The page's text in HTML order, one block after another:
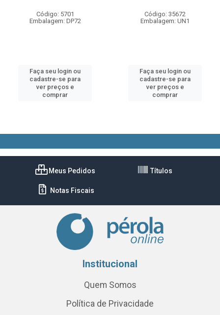
Código: 5701
Embalagem: DP72
Faça seu login ou
cadastre-se para
ver preços e
comprar
Código: 35672
Embalagem: UN1
Faça seu login ou
cadastre-se para
ver preços e
comprar
Meus Pedidos Títulos
Notas Fiscais
Institucional
Quem Somos
Política de Privacidade